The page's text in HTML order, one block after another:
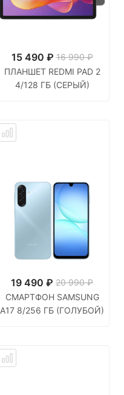
15 490 ₽ 16 990 ₽
ПЛАНШЕТ REDMI PAD 2
4/128 ГБ (СЕРЫЙ)
19 490 ₽ 20 990 ₽
СМАРТФОН SAMSUNG
A17 8/256 ГБ (ГОЛУБОЙ)